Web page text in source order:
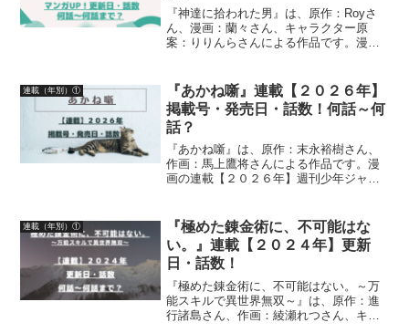
『神達に拾われた男』は、原作：Royさ
ん、漫画：蘭々さん、キャラクター原
案：りりんらさんによる作品です。漫画
す
連載（年別）①
『あかね噺』連載【２０２６年】
掲載号・発売日・話数！何話～何
話？
『あかね噺』は、原作：末永裕樹さん、
作画：馬上鷹将さんによる作品です。漫
画の連載【２０２６年】週刊少年ジャン
連載（年別）①
『極めた錬金術に、不可能はな
い。』連載【２０２４年】更新
日・話数！
『極めた錬金術に、不可能はない。～万
能スキルで異世界無双～』は、原作：進
行諸島さん、作画：綾瀬れつさん、キャ